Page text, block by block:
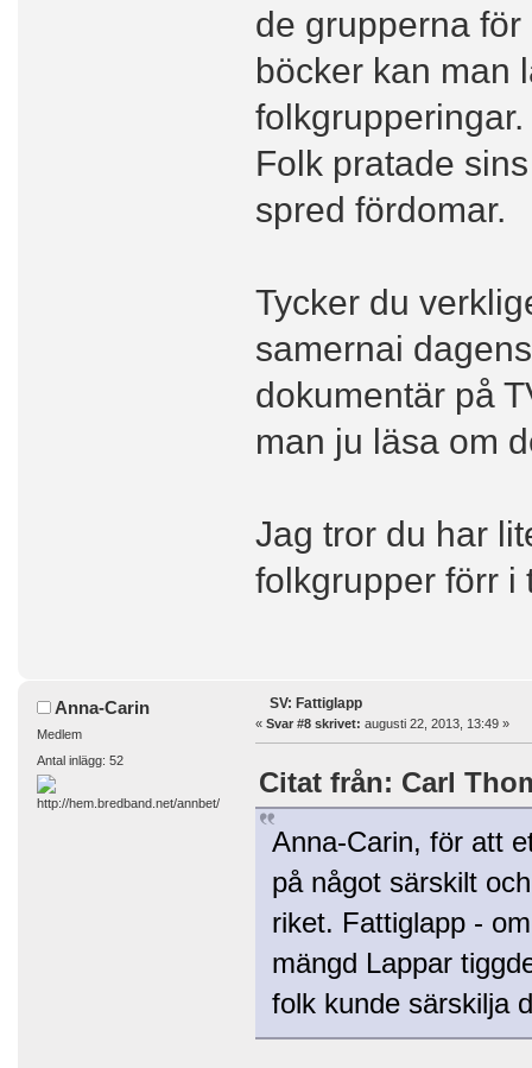
de grupperna
böcker kan man
Folk pratade
spred fördomar.
Tycker du
samernai
dokumentär på
man ju läsa om
Jag tror du har
folkgrupper förr
Anna-Carin
Medlem
Antal inlägg: 52
SV: Fattiglapp
« Svar #8 skrivet: augusti 22, 2013, 13:49 »
Citat från: Carl
Anna-Carin, för att
på något särskilt
riket. Fattiglapp -
mängd Lappar
folk kunde särskilja